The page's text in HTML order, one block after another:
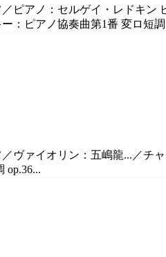
ピアノ：セルゲイ・レドキ
：ピアノ協奏曲第1番 変ロ短調
ヴァイオリン：五嶋龍...／チ
op.36...